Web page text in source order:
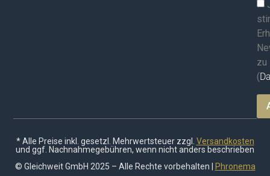
zu
(
* Alle Preise inkl. gesetzl. Mehrwertsteuer zzgl. Versandkosten
und ggf. Nachnahmegebühren, wenn nicht anders beschrieben
© Gleichweit GmbH 2025 – Alle Rechte vorbehalten |
Phronema